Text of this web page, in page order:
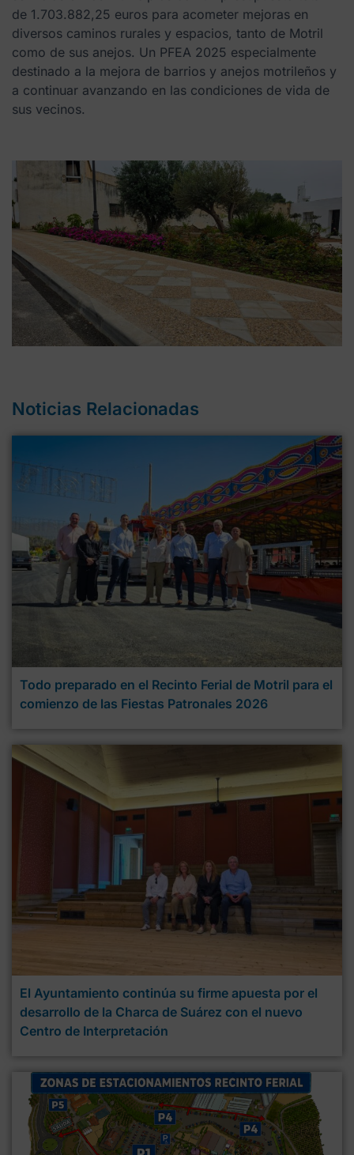
de 1.703.882,25 euros para acometer mejoras en
diversos caminos rurales y espacios, tanto de Motril
como de sus anejos. Un PFEA 2025 especialmente
destinado a la mejora de barrios y anejos motrileños y
a continuar avanzando en las condiciones de vida de
sus vecinos.
Noticias Relacionadas
Todo preparado en el Recinto Ferial de Motril para el
comienzo de las Fiestas Patronales 2026
El Ayuntamiento continúa su firme apuesta por el
desarrollo de la Charca de Suárez con el nuevo
Centro de Interpretación